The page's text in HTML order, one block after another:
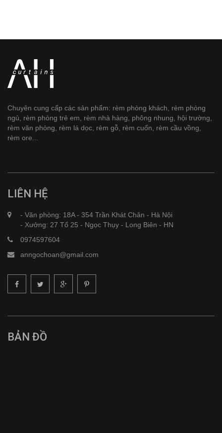
Chuyên cung cấp các sản phẩm: rèm phòng khách, rèm phòng
ngủ, rèm phòng trẻ em, rèm nhà hàng, phông nhung, hội trường,
rèm văn phòng, rèm lá dọc, rèm gỗ, rèm cuốn, rèm cầu vồng,
rèm ore...
LIÊN HỆ
- Văn phòng: 18A - 354 Trần Khát Chân - Hà Nội
- Xưởng: 27 Tổ 25 - Ngọc Thụy - Long Biên - HN
0974597604
anngochoan@gmail.com
BẢN ĐỒ